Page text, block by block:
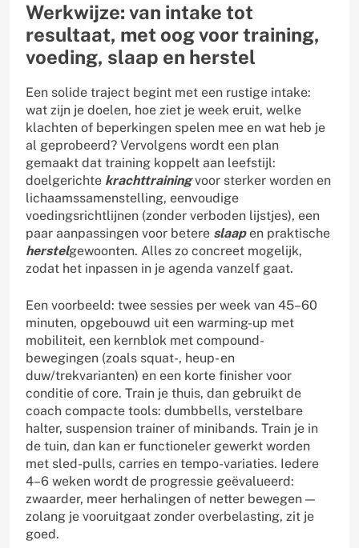
Werkwijze: van intake tot
resultaat, met oog voor training,
voeding, slaap en herstel
Een solide traject begint met een rustige intake:
wat zijn je doelen, hoe ziet je week eruit, welke
klachten of beperkingen spelen mee en wat heb je
al geprobeerd? Vervolgens wordt een plan
gemaakt dat training koppelt aan leefstijl:
doelgerichte krachttrainingvoor sterker worden en
lichaamssamenstelling, eenvoudige
voedingsrichtlijnen (zonder verboden lijstjes), een
paar aanpassingen voor betere slaapen praktische
herstelgewoonten. Alles zo concreet mogelijk,
zodat het inpassen in je agenda vanzelf gaat.
Een voorbeeld: twee sessies per week van 45–60
minuten, opgebouwd uit een warming-up met
mobiliteit, een kernblok met compound-
bewegingen (zoals squat-, heup- en
duw/trekvarianten) en een korte finisher voor
conditie of core. Train je thuis, dan gebruikt de
coach compacte tools: dumbbells, verstelbare
halter, suspension trainer of minibands. Train je in
de tuin, dan kan er functioneler gewerkt worden
met sled-pulls, carries en tempo-variaties. Iedere
4–6 weken wordt de progressie geëvalueerd:
zwaarder, meer herhalingen of netter bewegen —
zolang je vooruitgaat zonder overbelasting, zit je
goed.